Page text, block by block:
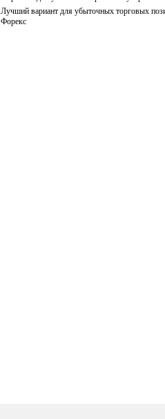
Лучший вариант для убыточных торговых
Форекс